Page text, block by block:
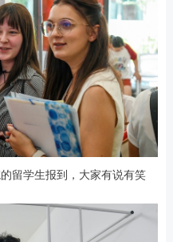
留学生报到，大家有说有笑